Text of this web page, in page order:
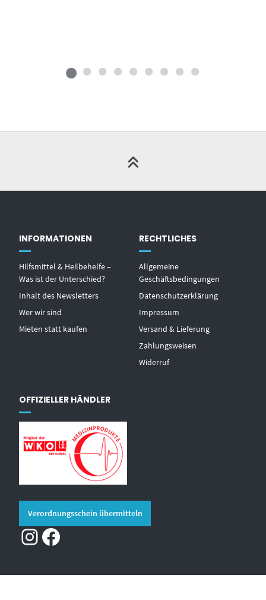
INFORMATIONEN
Hilfsmittel & Heilbehelfe –
Was ist der Unterschied?
Inhalt des Newsletters
Wer wir sind
Mieten statt kaufen
RECHTLICHES
Allgemeine
Geschäftsbedingungen
Datenschutzerklärung
Impressum
Versand & Lieferung
Zahlungsweisen
Widerruf
OFFIZIELLER HÄNDLER
Verordnungsschein übermitteln
Instagram Facebook